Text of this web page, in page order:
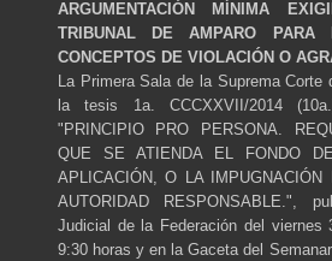
ARGUMENTACIÓN MÍNIMA
TRIBUNAL DE AMPARO
CONCEPTOS DE VIOLACIÓN O
La Primera Sala de la Suprema
la tesis 1a. CCCXXVII/2014
"PRINCIPIO PRO PERSONA.
QUE SE ATIENDA EL FONDO
APLICACIÓN, O LA
AUTORIDAD RESPONSABLE.",
Judicial de la Federación del
9:30 horas y en la Gaceta del